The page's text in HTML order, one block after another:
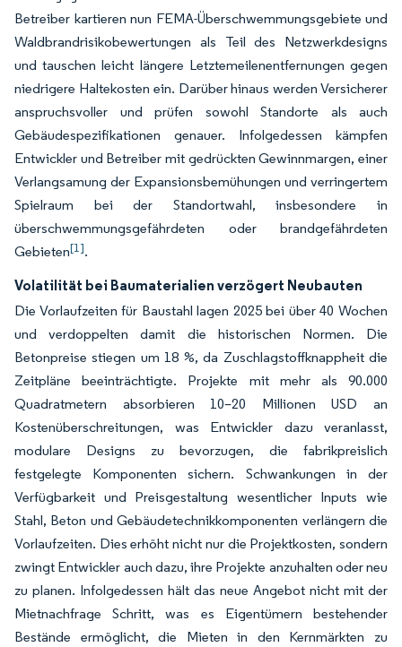
Betreiber kartieren nun FEMA-Überschwemmungsgebiete und
Waldbrandrisikobewertungen als Teil des Netzwerkdesigns
und tauschen leicht längere Letztemeilenentfernungen gegen
niedrigere Haltekosten ein. Darüber hinaus werden Versicherer
anspruchsvoller und prüfen sowohl Standorte als auch
Gebäudespezifikationen genauer. Infolgedessen kämpfen
Entwickler und Betreiber mit gedrückten Gewinnmargen, einer
Verlangsamung der Expansionsbemühungen und verringertem
Spielraum bei der Standortwahl, insbesondere in
überschwemmungsgefährdeten oder brandgefährdeten
Gebieten[1].
Volatilität bei Baumaterialien verzögert Neubauten
Die Vorlaufzeiten für Baustahl lagen 2025 bei über 40 Wochen
und verdoppelten damit die historischen Normen. Die
Betonpreise stiegen um 18 %, da Zuschlagstoffknappheit die
Zeitpläne beeinträchtigte. Projekte mit mehr als 90.000
Quadratmetern absorbieren 10–20 Millionen USD an
Kostenüberschreitungen, was Entwickler dazu veranlasst,
modulare Designs zu bevorzugen, die fabrikpreislich
festgelegte Komponenten sichern. Schwankungen in der
Verfügbarkeit und Preisgestaltung wesentlicher Inputs wie
Stahl, Beton und Gebäudetechnikkomponenten verlängern die
Vorlaufzeiten. Dies erhöht nicht nur die Projektkosten, sondern
zwingt Entwickler auch dazu, ihre Projekte anzuhalten oder neu
zu planen. Infolgedessen hält das neue Angebot nicht mit der
Mietnachfrage Schritt, was es Eigentümern bestehender
Bestände ermöglicht, die Mieten in den Kernmärkten zu